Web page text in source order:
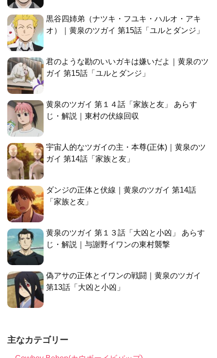
黒谷四姉弟（ナツキ・フユキ・ハルオ・アキ
オ）｜黄泉のツガイ 第15話「ユルとダンジ」
君のような勘のいいガキは嫌いだよ｜黄泉のツ
ガイ 第15話「ユルとダンジ」
黄泉のツガイ 第１４話「家族と友」 あらす
じ・解説｜東村の伏線回収
宇宙人的なツガイの主・本尊(正体)｜黄泉のツ
ガイ 第14話「家族と友」
ダンジの正体と伏線｜黄泉のツガイ 第14話
「家族と友」
黄泉のツガイ 第１３話「大凶と小凶」 あらす
じ・解説｜与謝野イワンの東村襲撃
偽アサの正体とイワンの戦闘｜黄泉のツガイ
第13話「大凶と小凶」
主なカテゴリー